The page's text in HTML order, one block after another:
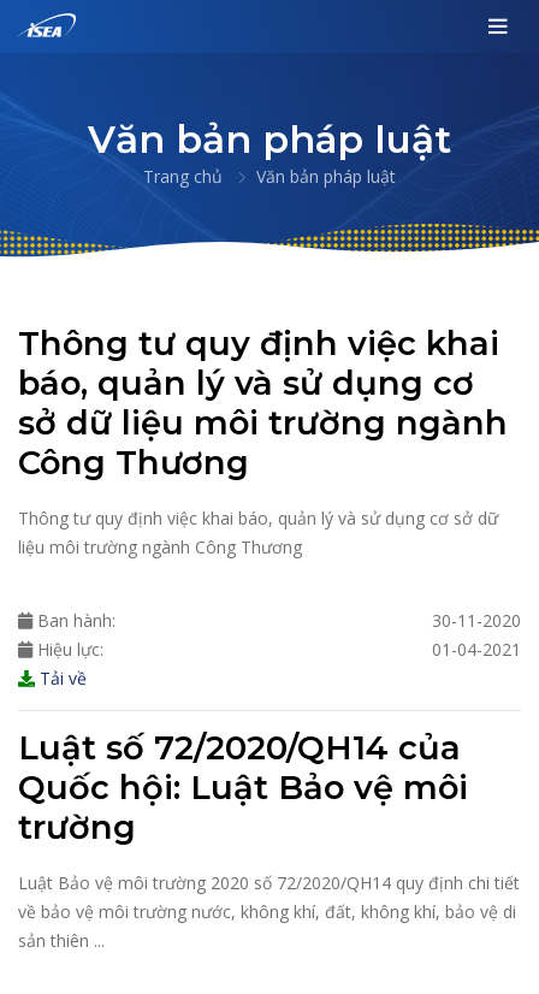
Văn bản pháp luật
Trang chủ Văn bản pháp luật
Thông tư quy định việc khai
báo, quản lý và sử dụng cơ
sở dữ liệu môi trường ngành
Công Thương
Thông tư quy định việc khai báo, quản lý và sử dụng cơ sở dữ
liệu môi trường ngành Công Thương
Ban hành:
30-11-2020
Hiệu lực:
01-04-2021
Tải về
Luật số 72/2020/QH14 của
Quốc hội: Luật Bảo vệ môi
trường
Luật Bảo vệ môi trường 2020 số 72/2020/QH14 quy định chi tiết
về bảo vệ môi trường nước, không khí, đất, không khí, bảo vệ di
sản thiên ...